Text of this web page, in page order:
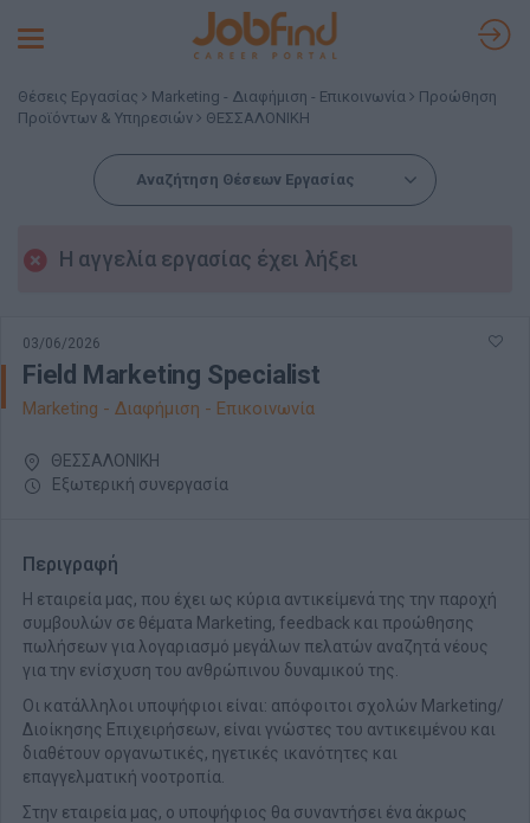
Toggle
Θέσεις Εργασίας Marketing - Διαφήμιση - Επικοινωνία
Προώθηση
Προϊόντων & Υπηρεσιών
ΘΕΣΣΑΛΟΝΙΚΗ
Αναζήτηση Θέσεων Εργασίας
Η αγγελία εργασίας έχει λήξει
03/06/2026
Field Marketing Specialist
Marketing - Διαφήμιση - Επικοινωνία
ΘΕΣΣΑΛΟΝΙΚΗ
Εξωτερική συνεργασία
Περιγραφή
Η εταιρεία μας, που έχει ως κύρια αντικείμενά της την παροχή
συμβουλών σε θέματa Marketing, feedback και προώθησης
πωλήσεων για λογαριασμό μεγάλων πελατών αναζητά νέους
για την ενίσχυση του ανθρώπινου δυναμικού της.
Οι κατάλληλοι υποψήφιοι είναι: απόφοιτοι σχολών Marketing/
Διοίκησης Επιχειρήσεων, είναι γνώστες του αντικειμένου και
διαθέτουν οργανωτικές, ηγετικές ικανότητες και
επαγγελματική νοοτροπία.
Στην εταιρεία μας, ο υποψήφιος θα συναντήσει ένα άκρως